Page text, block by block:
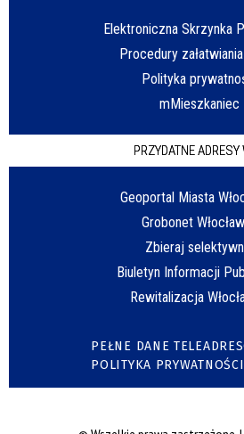
Elektroniczna Skrzynka
Procedury
Polityka
mMieszkaniec
PRZYDATNE
Geoportal Miasta
Grobonet
Zbieraj
Biuletyn Informacji
Rewitalizacja
PEŁNE DANE
POLITYKA